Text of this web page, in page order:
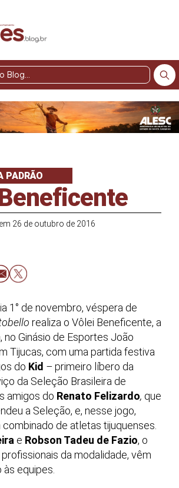
Pesquisar
Blog
PADRÃO
, em 26 de outubro de 2016
1° de novembro, véspera de
realiza o Vôlei Beneficente, a
no Ginásio de Esportes João
Tijucas, com uma partida festiva
do Kid –primeiro líbero da
da Seleção Brasileira de
amigos do Renato Felizardo, que
a Seleção, e, nesse jogo,
de atletas tijuquenses.
e Robson Tadeu de Fazio, o
da modalidade, vêm
equipes.